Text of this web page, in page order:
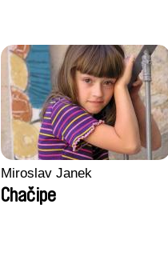
Miroslav Janek
Chačipe